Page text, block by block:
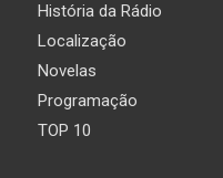
História da Rádio
Localização
Novelas
Programação
TOP 10